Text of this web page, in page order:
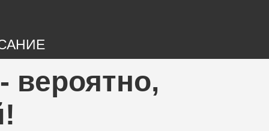
вероятно,